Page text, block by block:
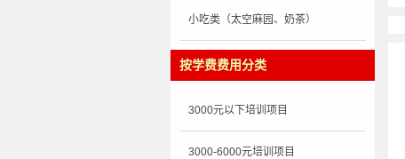
小吃类（太空麻园、奶茶）
按学费费用分类
3000元以下培训项目
3000-6000元培训项目